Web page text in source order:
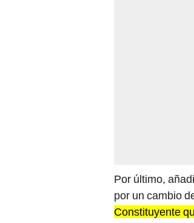
Por último,
por un cambio
Constituyente